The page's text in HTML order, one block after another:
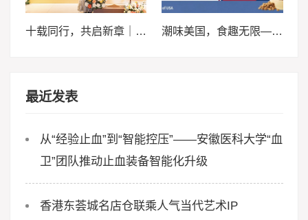
十载同行，共启新章｜2026轩妈品牌中秋启动会暨经销商大会圆满收官 潮味美国，食趣无限——来泰晤士超市邀您畅享味蕾体验
最近发表
从“经验止血”到“智能控压”——安徽医科大学“血
卫”团队推动止血装备智能化升级
香港东荟城名店仓联乘人气当代艺术IP